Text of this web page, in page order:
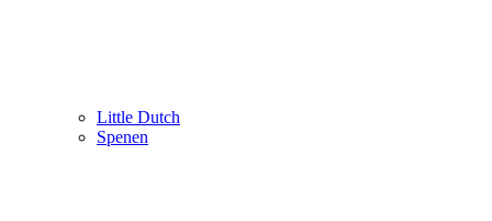
Little Dutch
Spenen